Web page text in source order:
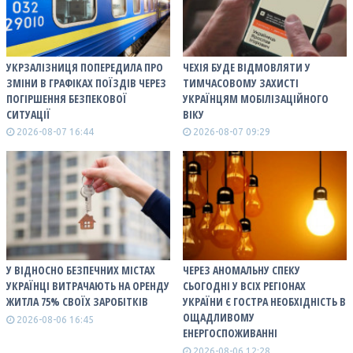
УКРЗАЛІЗНИЦЯ ПОПЕРЕДИЛА ПРО
ЗМІНИ В ГРАФІКАХ ПОЇЗДІВ ЧЕРЕЗ
ПОГІРШЕННЯ БЕЗПЕКОВОЇ
СИТУАЦІЇ
2026-08-07 16:44
ЧЕХІЯ БУДЕ ВІДМОВЛЯТИ У
ТИМЧАСОВОМУ ЗАХИСТІ
УКРАЇНЦЯМ МОБІЛІЗАЦІЙНОГО
ВІКУ
2026-08-07 09:29
У ВІДНОСНО БЕЗПЕЧНИХ МІСТАХ
УКРАЇНЦІ ВИТРАЧАЮТЬ НА ОРЕНДУ
ЖИТЛА 75% СВОЇХ ЗАРОБІТКІВ
2026-08-06 16:45
ЧЕРЕЗ АНОМАЛЬНУ СПЕКУ
СЬОГОДНІ У ВСІХ РЕГІОНАХ
УКРАЇНИ Є ГОСТРА НЕОБХІДНІСТЬ В
ОЩАДЛИВОМУ
ЕНЕРГОСПОЖИВАННІ
2026-08-06 12:28